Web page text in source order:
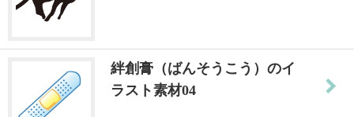
絆創膏（ばんそうこう）のイ
ラスト素材04